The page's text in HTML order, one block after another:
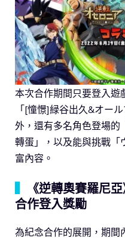
本次合作期間只要登入遊
「[憧憬]緑谷出久&オー
外，還有多名角色登場的
轉蛋」，以及能與挑戰「
富內容。
《逆轉奧賽羅尼
合作登入獎勵
為紀念合作的展開，期間